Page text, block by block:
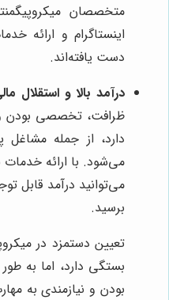
متخصصان
اینستاگرام و ارائه
دست یافته‌اند.
درآمد بالا و استقلال
ظرافت، تخصصی بودن و
دارد، از جمله مشاغل
می‌شود. با ارائه
می‌توانید درآمد قابل
برسید.
تعیین دستمزد در
بستگی دارد، اما به
بودن و نیازمندی به